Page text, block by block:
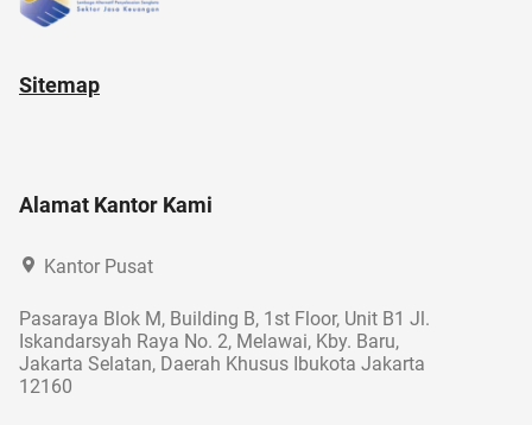
Sitemap
Alamat Kantor Kami
Kantor Pusat
Pasaraya Blok M, Building B, 1st Floor, Unit B1 Jl.
Iskandarsyah Raya No. 2, Melawai, Kby. Baru,
Jakarta Selatan, Daerah Khusus Ibukota Jakarta
12160